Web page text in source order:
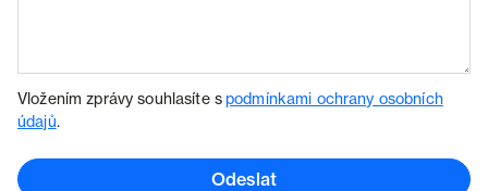
Vložením zprávy souhlasíte spodmínkami ochrany osobních
údajů.
Odeslat